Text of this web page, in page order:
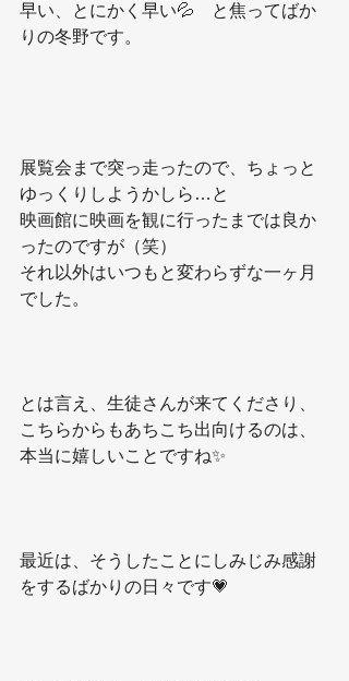
早い、とにかく早い💦　と焦ってばか
りの冬野です。
展覧会まで突っ走ったので、ちょっと
ゆっくりしようかしら…と
映画館に映画を観に行ったまでは良か
ったのですが（笑）
それ以外はいつもと変わらずな一ヶ月
でした。
とは言え、生徒さんが来てくださり、
こちらからもあちこち出向けるのは、
本当に嬉しいことですね✨
最近は、そうしたことにしみじみ感謝
をするばかりの日々です💗